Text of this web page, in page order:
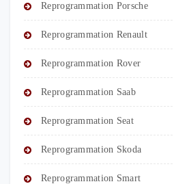
Reprogrammation Porsche
Reprogrammation Renault
Reprogrammation Rover
Reprogrammation Saab
Reprogrammation Seat
Reprogrammation Skoda
Reprogrammation Smart